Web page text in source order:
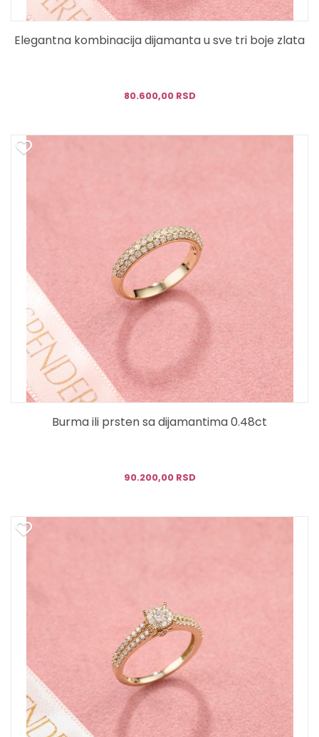
Elegantna kombinacija dijamanta u sve tri boje zlata
80.600,00 RSD
Burma ili prsten sa dijamantima 0.48ct
90.200,00 RSD